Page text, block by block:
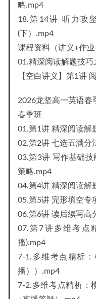
略.mp4
18.第14讲 听力攻
(下）.mp4
课程资料（讲义+作业
01.精深阅读解题技巧
【空白讲义】第1讲
2026龙坚高一英语春
春季班
01.第1讲 精深阅读解
02.第2讲 七选五满分
03.第3讲 写作基础
策略.mp4
04.第4讲 精深阅读解
05.第5讲 完形填空专
06.第6讲 读后续写高
07.第7讲多维考点
播).mp4
7-1.多维考点精析
播））.mp4
7-2.多维考点精析：